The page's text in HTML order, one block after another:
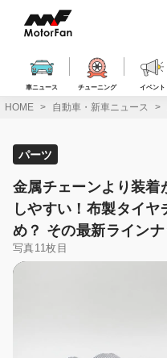
ス
車ニュース チューニング イベント
HOME 自動車・新車ニュース
パーツ
金属チェーンより装着
しやすい！布製タイヤ
め？ その最新ライン
写真11枚目